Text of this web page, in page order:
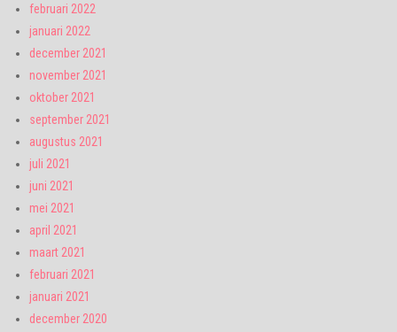
februari 2022
januari 2022
december 2021
november 2021
oktober 2021
september 2021
augustus 2021
juli 2021
juni 2021
mei 2021
april 2021
maart 2021
februari 2021
januari 2021
december 2020